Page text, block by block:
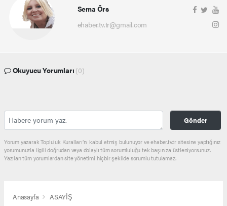
Sema Örs
ehaber.tv.tr@gmail.com
Okuyucu Yorumları (0)
Gönder
Yorum yazarak Topluluk Kuralları’nı kabul etmiş bulunuyor ve ehaber.tv.tr sitesine yaptığınız
yorumunuzla ilgili doğrudan veya dolaylı tüm sorumluluğu tek başınıza üstleniyorsunuz.
Yazılan tüm yorumlardan site yönetimi hiçbir şekilde sorumlu tutulamaz.
Anasayfa ASAYİŞ